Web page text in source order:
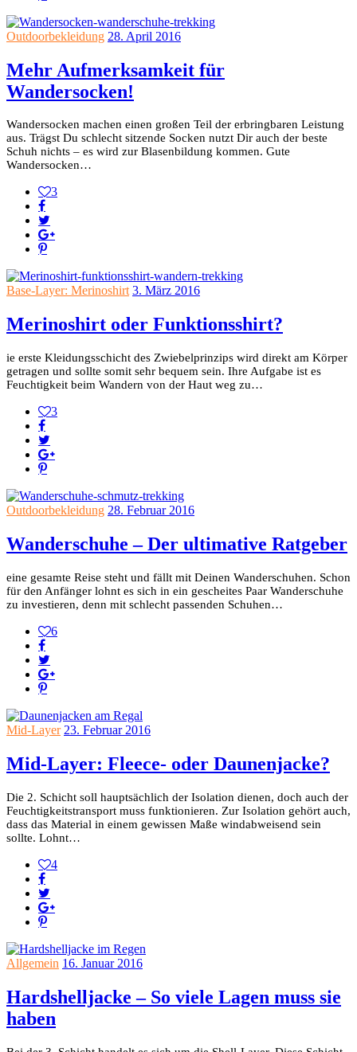
Outdoorbekleidung 28. April 2016
Mehr Aufmerksamkeit für
Wandersocken!
Wandersocken machen einen großen Teil der erbringbaren Leistung
aus. Trägst Du schlecht sitzende Socken nutzt Dir auch der beste
Schuh nichts – es wird zur Blasenbildung kommen. Gute
Wandersocken…
3
Base-Layer: Merinoshirt 3. März 2016
Merinoshirt oder Funktionsshirt?
ie erste Kleidungsschicht des Zwiebelprinzips wird direkt am Körper
getragen und sollte somit sehr bequem sein. Ihre Aufgabe ist es
Feuchtigkeit beim Wandern von der Haut weg zu…
3
Outdoorbekleidung 28. Februar 2016
Wanderschuhe – Der ultimative Ratgeber
eine gesamte Reise steht und fällt mit Deinen Wanderschuhen. Schon
für den Anfänger lohnt es sich in ein gescheites Paar Wanderschuhe
zu investieren, denn mit schlecht passenden Schuhen…
6
Mid-Layer 23. Februar 2016
Mid-Layer: Fleece- oder Daunenjacke?
Die 2. Schicht soll hauptsächlich der Isolation dienen, doch auch der
Feuchtigkeitstransport muss funktionieren. Zur Isolation gehört auch,
dass das Material in einem gewissen Maße windabweisend sein
sollte. Lohnt…
4
Allgemein 16. Januar 2016
Hardshelljacke – So viele Lagen muss sie
haben